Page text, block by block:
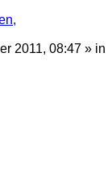
2011, 08:47 » in